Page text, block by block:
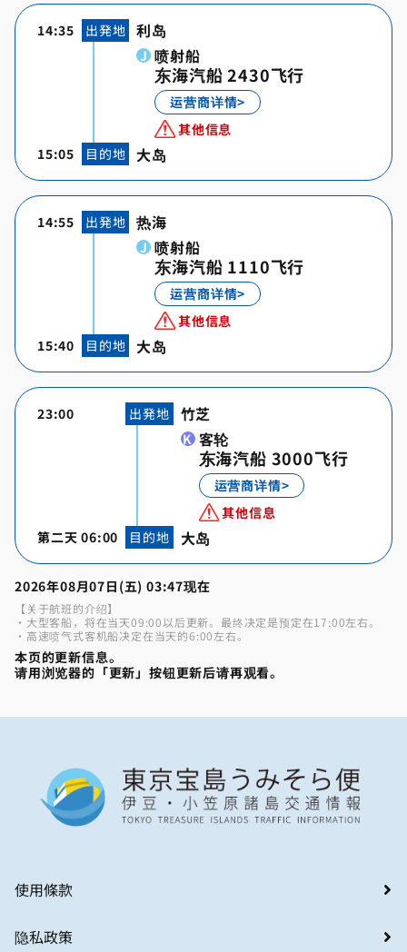
14:35
15:05
出発地
目的地
利岛
喷射船
东海汽船 2430飞行
运营商详情>
其他信息
大岛
14:55
15:40
出発地
目的地
热海
喷射船
东海汽船 1110飞行
运营商详情>
其他信息
大岛
23:00
第二天 06:00
出発地
目的地
竹芝
客轮
东海汽船 3000飞行
运营商详情>
其他信息
大岛
2026年08月07日(五) 03:47现在
【关于航班的介绍】
・大型客船，将在当天09:00以后更新。最终决定是预定在17:00左右。
・高速喷气式客机船决定在当天的6:00左右。
本页的更新信息。
请用浏览器的「更新」按钮更新后请再观看。
使用條款
隐私政策